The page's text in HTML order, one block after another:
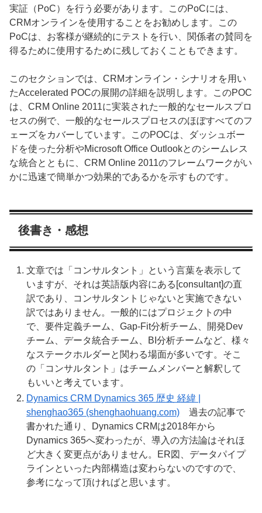
実証（PoC）を行う必要があります。このPoCには、
CRMオンラインを使用することをお勧めします。この
PoCは、お客様が継続的にテストを行い、関係者の賛同を
得るために使用するために残しておくこともできます。
このセクションでは、CRMオンライン・シナリオを用い
たAccelerated POCの展開の詳細を説明します。このPOC
は、CRM Online 2011に実装された一般的なセールスプロ
セスの例で、一般的なセールスプロセスのほぼすべてのフ
ェーズをカバーしています。このPOCは、ダッシュボー
ドを使った分析やMicrosoft Office Outlookとのシームレス
な統合とともに、CRM Online 2011のフレームワークがい
かに迅速で簡単かつ効果的であるかを示すものです。
後書き・感想
文章では「コンサルタント」という言葉を表示して
いますが、それは英語版内容にある[consultant]の直
訳であり、コンサルタントじゃないと実施できない
訳ではありません。一般的にはプロジェクトの中
で、要件定義チーム、Gap-Fit分析チーム、開発Dev
チーム、データ統合チーム、BI分析チームなど、様々
なステークホルダーと関わる場面が多いです。そこ
の「コンサルタント」はチームメンバーと解釈して
もいいと考えています。
Dynamics CRM Dynamics 365 歴史 経緯 |
shenghao365 (shenghaohuang.com) 過去の記事で
書かれた通り、Dynamics CRMは2018年から
Dynamics 365へ変わったが、導入の方法論はそれほ
ど大きく変更点がありません。ER図、データパイプ
ラインといった内部構造は変わらないのですので、
参考になって頂ければと思います。